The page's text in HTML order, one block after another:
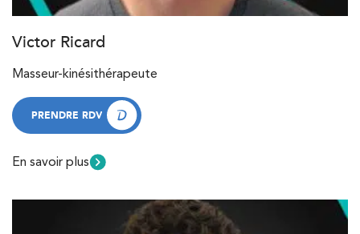
Victor Ricard
Masseur-kinésithérapeute
PRENDRE RDV
En savoir plus